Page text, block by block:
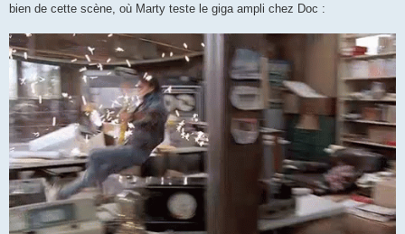
a
e
bien de cette scène, où Marty teste le giga ampli chez Doc :